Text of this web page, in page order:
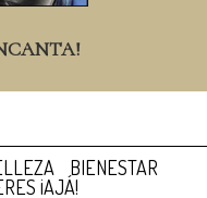
BIENESTAR
¡AJÁ!